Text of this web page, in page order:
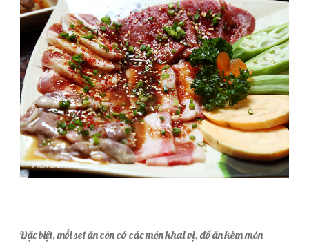
Đặc biệt, mỗi set ăn còn có các món khai vị, đồ ăn kèm món